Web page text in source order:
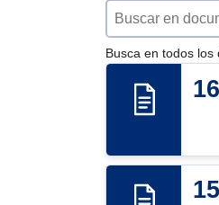
Buscar
Busca en todos